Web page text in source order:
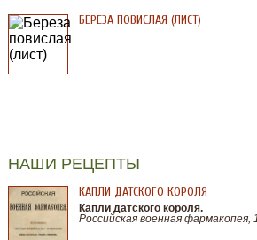
БЕРЕЗА ПОВИСЛАЯ (ЛИСТ)
НАШИ РЕЦЕПТЫ
КАПЛИ ДАТСКОГО КОРОЛЯ
Капли датского короля.
Российская военная фармакопея,